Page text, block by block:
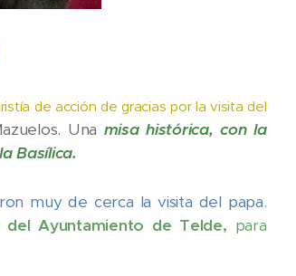
de acción de gracias por la visita del
Una misa histórica, con la
Basílica.
muy de cerca la visita del papa.
Ayuntamiento de Telde, para